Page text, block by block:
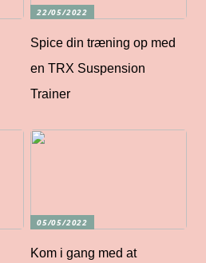
22/05/2022
Spice din træning op med
en TRX Suspension
Trainer
05/05/2022
Kom i gang med at